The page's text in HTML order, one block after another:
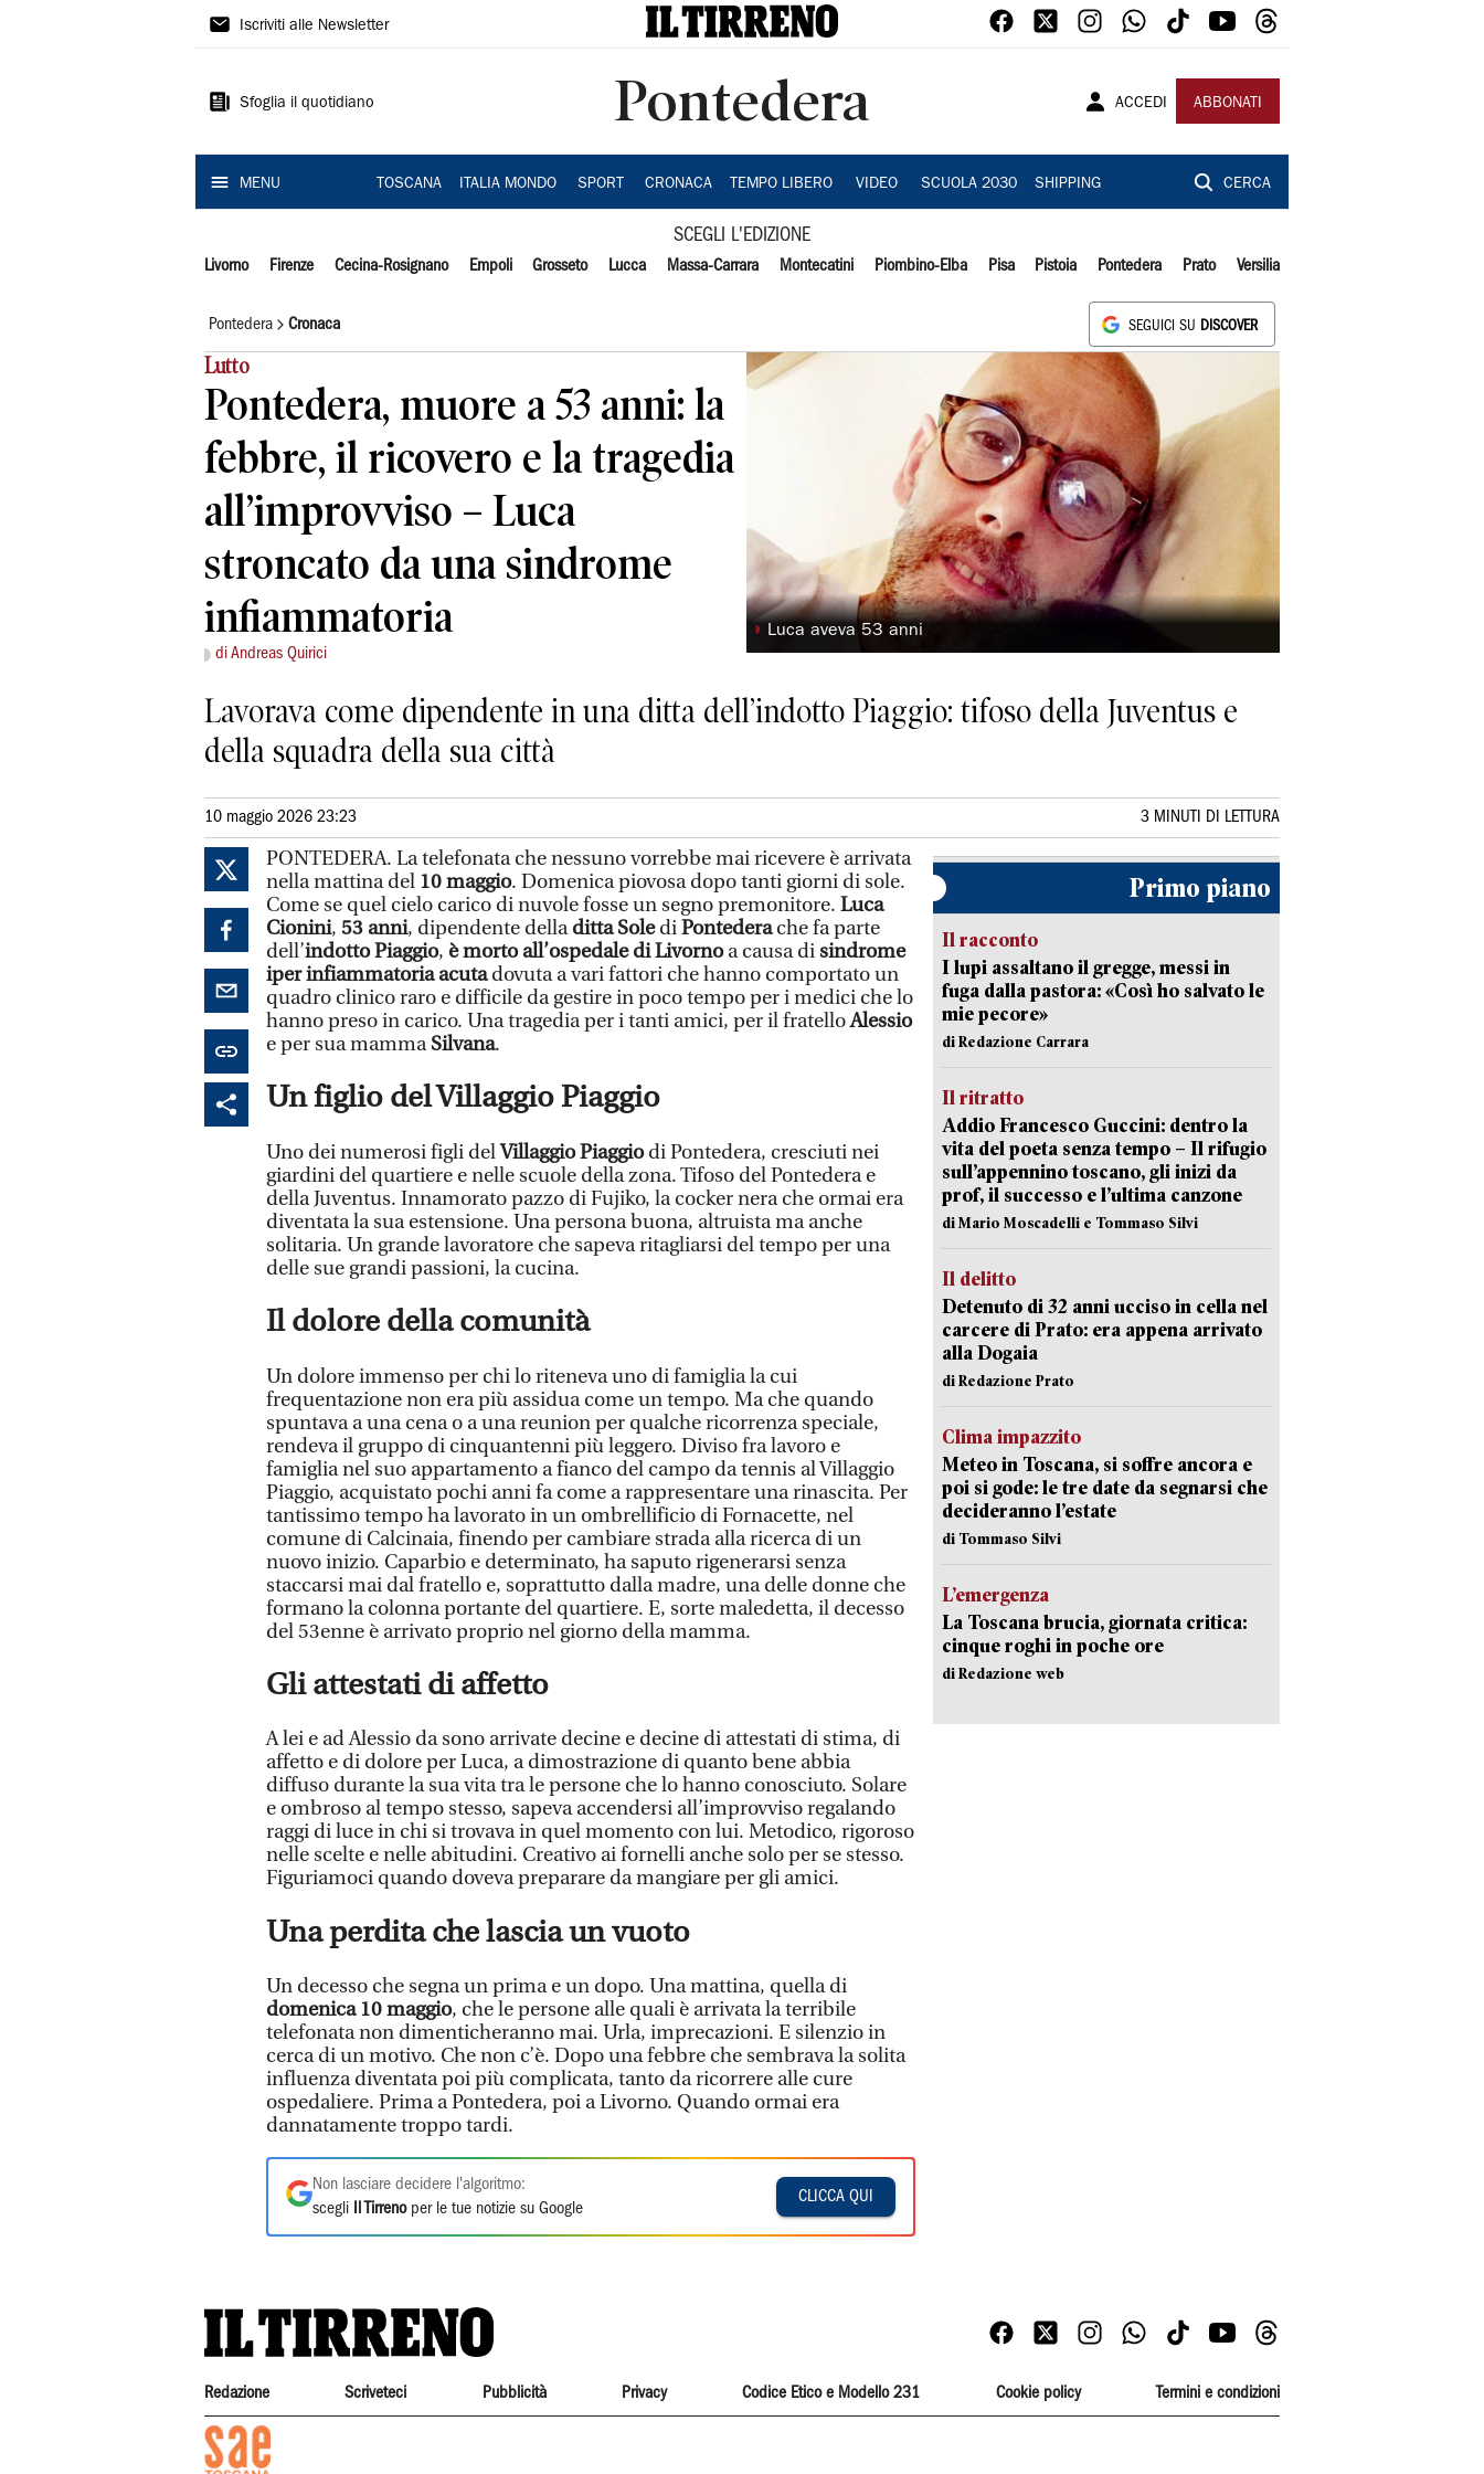
Il
Iscriviti alle Newsletter
Sfoglia il quotidiano Pontedera ACCEDI ABBONATI
MENU TOSCANA ITALIA MONDO SPORT CRONACA TEMPO LIBERO VIDEO SCUOLA 2030 SHIPPING CERCA
SCEGLI L'EDIZIONE
Livorno Firenze Cecina-Rosignano Empoli Grosseto Lucca Massa-Carrara Montecatini Piombino-Elba Pisa Pistoia Pontedera Prato Versilia
Pontedera Cronaca SEGUICI SU DISCOVER
Lutto
Pontedera, muore a 53 anni: la
febbre, il ricovero e la tragedia
all’improvviso – Luca
stroncato da una sindrome
infiammatoria
di Andreas Quirici
◗ Luca aveva 53 anni
Lavorava come dipendente in una ditta dell’indotto Piaggio: tifoso della Juventus e
della squadra della sua città
10 maggio 2026 23:23 3 MINUTI DI LETTURA
PONTEDERA. La telefonata che nessuno vorrebbe mai ricevere è arrivata
nella mattina del 10 maggio. Domenica piovosa dopo tanti giorni di sole.
Come se quel cielo carico di nuvole fosse un segno premonitore. Luca
Cionini, 53 anni, dipendente delladitta SolediPontederache fa parte
dell’indotto Piaggio, è morto all’ospedale di Livornoa causa disindrome
iper infiammatoria acutadovuta a vari fattori che hanno comportato un
quadro clinico raro e difficile da gestire in poco tempo per i medici che lo
hanno preso in carico. Una tragedia per i tanti amici, per il fratelloAlessio
e per sua mammaSilvana.
Un figlio del Villaggio Piaggio
Uno dei numerosi figli delVillaggio Piaggiodi Pontedera, cresciuti nei
giardini del quartiere e nelle scuole della zona. Tifoso del Pontedera e
della Juventus. Innamorato pazzo di Fujiko, la cocker nera che ormai era
diventata la sua estensione. Una persona buona, altruista ma anche
solitaria. Un grande lavoratore che sapeva ritagliarsi del tempo per una
delle sue grandi passioni, la cucina.
Il dolore della comunità
Un dolore immenso per chi lo riteneva uno di famiglia la cui
frequentazione non era più assidua come un tempo. Ma che quando
spuntava a una cena o a una reunion per qualche ricorrenza speciale,
rendeva il gruppo di cinquantenni più leggero. Diviso fra lavoro e
famiglia nel suo appartamento a fianco del campo da tennis al Villaggio
Piaggio, acquistato pochi anni fa come a rappresentare una rinascita. Per
tantissimo tempo ha lavorato in un ombrellificio di Fornacette, nel
comune di Calcinaia, finendo per cambiare strada alla ricerca di un
nuovo inizio. Caparbio e determinato, ha saputo rigenerarsi senza
staccarsi mai dal fratello e, soprattutto dalla madre, una delle donne che
formano la colonna portante del quartiere. E, sorte maledetta, il decesso
del 53enne è arrivato proprio nel giorno della mamma.
Gli attestati di affetto
A lei e ad Alessio da sono arrivate decine e decine di attestati di stima, di
affetto e di dolore per Luca, a dimostrazione di quanto bene abbia
diffuso durante la sua vita tra le persone che lo hanno conosciuto. Solare
e ombroso al tempo stesso, sapeva accendersi all’improvviso regalando
raggi di luce in chi si trovava in quel momento con lui. Metodico, rigoroso
nelle scelte e nelle abitudini. Creativo ai fornelli anche solo per se stesso.
Figuriamoci quando doveva preparare da mangiare per gli amici.
Una perdita che lascia un vuoto
Un decesso che segna un prima e un dopo. Una mattina, quella di
domenica 10 maggio, che le persone alle quali è arrivata la terribile
telefonata non dimenticheranno mai. Urla, imprecazioni. E silenzio in
cerca di un motivo. Che non c’è. Dopo una febbre che sembrava la solita
influenza diventata poi più complicata, tanto da ricorrere alle cure
ospedaliere. Prima a Pontedera, poi a Livorno. Quando ormai era
dannatamente troppo tardi.
Non lasciare decidere l'algoritmo:
scegli
Il Tirrenoper le tue notizie su Google
CLICCA QUI
Primo piano
Il racconto
I lupi assaltano il gregge, messi in
fuga dalla pastora: «Così ho salvato le
mie pecore»
di Redazione Carrara
Il ritratto
Addio Francesco Guccini: dentro la
vita del poeta senza tempo – Il rifugio
sull’appennino toscano, gli inizi da
prof, il successo e l’ultima canzone
di Mario Moscadelli e Tommaso Silvi
Il delitto
Detenuto di 32 anni ucciso in cella nel
carcere di Prato: era appena arrivato
alla Dogaia
di Redazione Prato
Clima impazzito
Meteo in Toscana, si soffre ancora e
poi si gode: le tre date da segnarsi che
decideranno l’estate
di Tommaso Silvi
L’emergenza
La Toscana brucia, giornata critica:
cinque roghi in poche ore
di Redazione web
Redazione Scriveteci Pubblicità Privacy Codice Etico e Modello 231 Cookie policy Termini e condizioni